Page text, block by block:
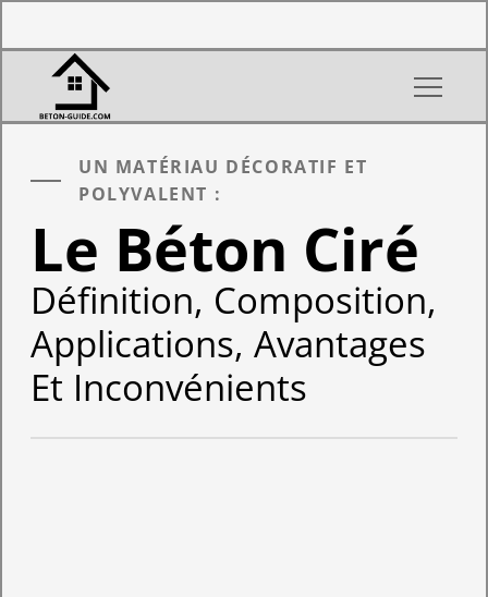
UN MATÉRIAU DÉCORATIF ET
POLYVALENT :
Le Béton Ciré
Définition, Composition,
Applications, Avantages
Et Inconvénients